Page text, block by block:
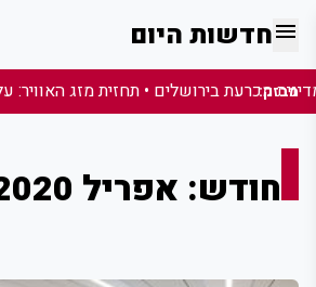
menuחדשות היום
מבזק:
חודש: אפריל 2020